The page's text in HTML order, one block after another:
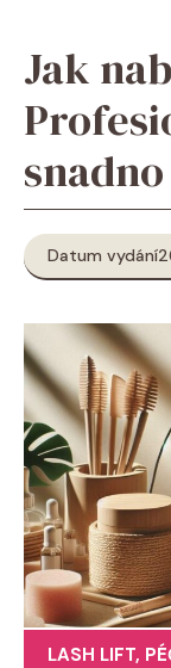
Jak
snadno
Datum vydání
LASH LIFT,